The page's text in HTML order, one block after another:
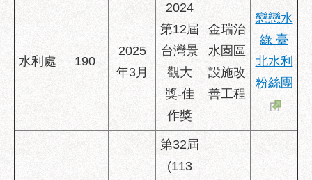
水利處 190
2025
年3月
2024
第12屆
台灣景
觀大
獎-佳
作獎
金瑞治
水園區
設施改
善工程
戀戀水
綠 臺
北水利
粉絲團
第32屆
(113